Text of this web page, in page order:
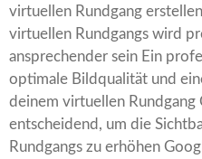
virtuellen Rundgang
virtuellen Rundgangs wird
ansprechender sein Ein
optimale Bildqualität und
deinem virtuellen
entscheidend, um die
Rundgangs zu erhöhen